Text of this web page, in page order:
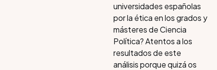
universidades españolas
por la ética en los grados y
másteres de Ciencia
Política? Atentos a los
resultados de este
análisis porque quizá os